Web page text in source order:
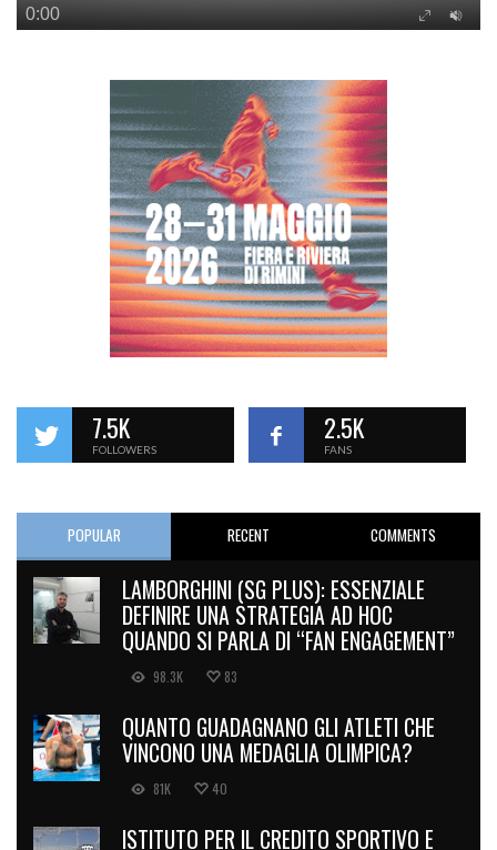
7.5K
FOLLOWERS
2.5K
FANS
POPULAR RECENT COMMENTS
LAMBORGHINI (SG PLUS): ESSENZIALE
DEFINIRE UNA STRATEGIA AD HOC
QUANDO SI PARLA DI “FAN ENGAGEMENT”
98.3K 83
QUANTO GUADAGNANO GLI ATLETI CHE
VINCONO UNA MEDAGLIA OLIMPICA?
81K 40
ISTITUTO PER IL CREDITO SPORTIVO E